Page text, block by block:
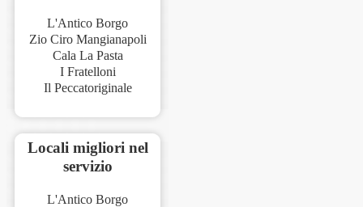
L'Antico Borgo
Zio Ciro Mangianapoli
Cala La Pasta
I Fratelloni
Il Peccatoriginale
Locali migliori nel
servizio
L'Antico Borgo